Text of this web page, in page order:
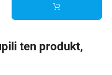
ten produkt,